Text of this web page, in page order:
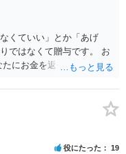
入金の記録などが、有償
ります。
くていい」とか「あげ
ではなくて贈与です。 お
にお金を返せと請求する
返さなければ家に行く＝
金を迫る行為について
ます。 重要なことは， １
しないこと。贈与である
のやっていることは恐喝
役にたった 19